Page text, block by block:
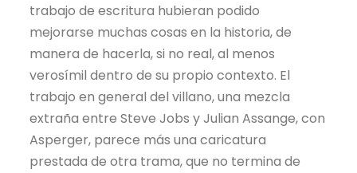
trabajo de escritura hubieran podido
mejorarse muchas cosas en la historia, de
manera de hacerla, si no real, al menos
verosímil dentro de su propio contexto. El
trabajo en general del villano, una mezcla
extraña entre Steve Jobs y Julian Assange, con
Asperger, parece más una caricatura
prestada de otra trama, que no termina de